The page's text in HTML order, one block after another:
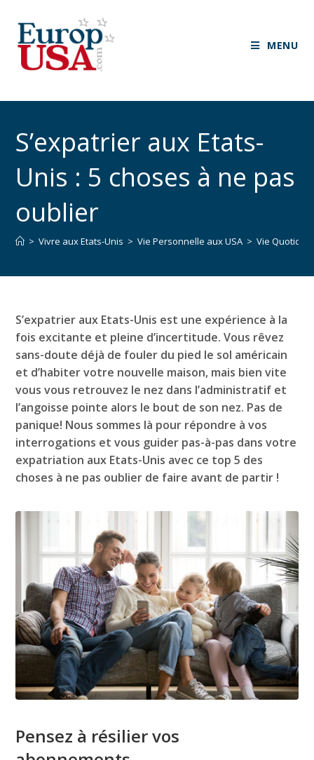
MENU
S’expatrier aux Etats-
Unis : 5 choses à ne pas
oublier
> Vivre aux Etats-Unis > Vie Personnelle aux USA > Vie
S’expatrier aux Etats-Unis est une expérience à la
fois excitante et pleine d’incertitude. Vous rêvez
sans-doute déjà de fouler du pied le sol américain
et d’habiter votre nouvelle maison, mais bien vite
vous vous retrouvez le nez dans l’administratif et
l’angoisse pointe alors le bout de son nez. Pas de
panique! Nous sommes là pour répondre à vos
interrogations et vous guider pas-à-pas dans votre
expatriation aux Etats-Unis avec ce top 5 des
choses à ne pas oublier de faire avant de partir !
Pensez à résilier vos